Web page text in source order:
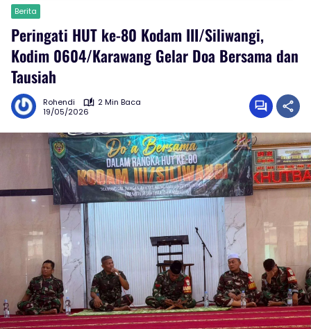
Berita
Peringati HUT ke-80 Kodam III/Siliwangi,
Kodim 0604/Karawang Gelar Doa Bersama dan
Tausiah
Rohendi
2 Min Baca
19/05/2026